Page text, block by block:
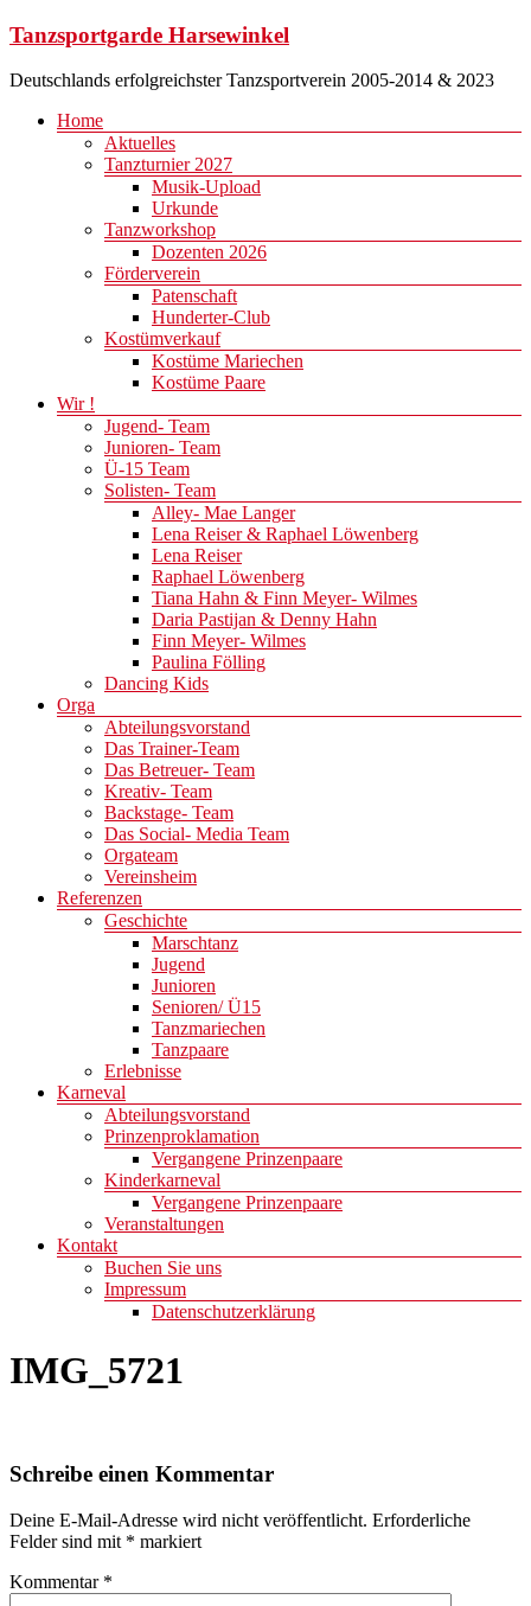
Zum
springen
Tanzsportgarde Harsewinkel
Deutschlands erfolgreichster Tanzsportverein 2005-2014 & 2023
Menü
Home
Aktuelles
Tanzturnier 2027
Musik-Upload
Urkunde
Tanzworkshop
Dozenten 2026
Förderverein
Patenschaft
Hunderter-Club
Kostümverkauf
Kostüme Mariechen
Kostüme Paare
Wir !
Jugend- Team
Junioren- Team
Ü-15 Team
Solisten- Team
Alley- Mae Langer
Lena Reiser & Raphael Löwenberg
Lena Reiser
Raphael Löwenberg
Tiana Hahn & Finn Meyer- Wilmes
Daria Pastijan & Denny Hahn
Finn Meyer- Wilmes
Paulina Fölling
Dancing Kids
Orga
Abteilungsvorstand
Das Trainer-Team
Das Betreuer- Team
Kreativ- Team
Backstage- Team
Das Social- Media Team
Orgateam
Vereinsheim
Referenzen
Geschichte
Marschtanz
Jugend
Junioren
Senioren/ Ü15
Tanzmariechen
Tanzpaare
Erlebnisse
Karneval
Abteilungsvorstand
Prinzenproklamation
Vergangene Prinzenpaare
Kinderkarneval
Vergangene Prinzenpaare
Veranstaltungen
Kontakt
Buchen Sie uns
Impressum
Datenschutzerklärung
IMG_5721
Schreibe einen Kommentar
Deine E-Mail-Adresse wird nicht veröffentlicht. Erforderliche
Felder sind mit * markiert
Kommentar *